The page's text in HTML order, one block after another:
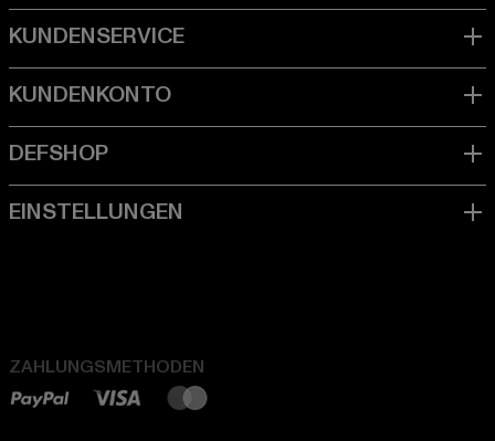
ZAHLUNGSMETHODEN